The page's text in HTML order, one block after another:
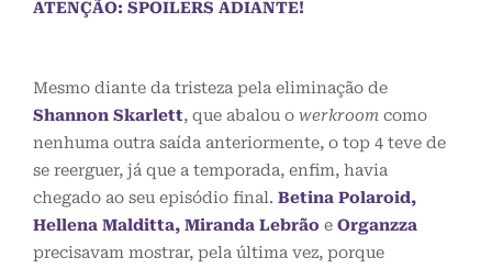
ATENÇÃO: SPOILERS ADIANTE!
Mesmo diante da tristeza pela eliminação de
Shannon Skarlett, que abalou o werkroom como
nenhuma outra saída anteriormente, o top 4 teve de
se reerguer, já que a temporada, enfim, havia
chegado ao seu episódio final. Betina Polaroid,
Hellena Malditta, Miranda Lebrão e Organzza
precisavam mostrar, pela última vez, porque